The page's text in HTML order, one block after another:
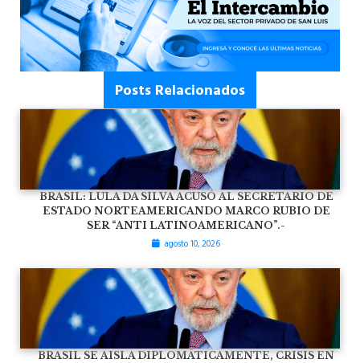
Posts Relacionados
BRASIL: LULA DA SILVA ACUSÓ AL SECRETARIO DE
ESTADO NORTEAMERICANDO MARCO RUBIO DE
SER “ANTI LATINOAMERICANO”.-
agosto 10, 2026
BRASIL SE AISLA DIPLOMÁTICAMENTE, CRISIS EN